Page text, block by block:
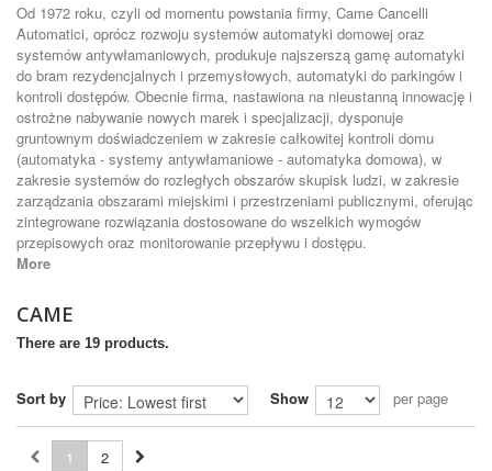
Od 1972 roku, czyli od momentu powstania firmy, Came Cancelli
Automatici, oprócz rozwoju systemów automatyki domowej oraz
systemów antywłamaniowych, produkuje najszerszą gamę automatyki
do bram rezydencjalnych i przemysłowych, automatyki do parkingów i
kontroli dostępów. Obecnie firma, nastawiona na nieustanną innowację i
ostrożne nabywanie nowych marek i specjalizacji, dysponuje
gruntownym doświadczeniem w zakresie całkowitej kontroli domu
(automatyka - systemy antywłamaniowe - automatyka domowa), w
zakresie systemów do rozległych obszarów skupisk ludzi, w zakresie
zarządzania obszarami miejskimi i przestrzeniami publicznymi, oferując
zintegrowane rozwiązania dostosowane do wszelkich wymogów
przepisowych oraz monitorowanie przepływu i dostępu.
More
CAME
There are 19 products.
Sort by Show per page
1
2